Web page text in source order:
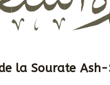
la Sourate